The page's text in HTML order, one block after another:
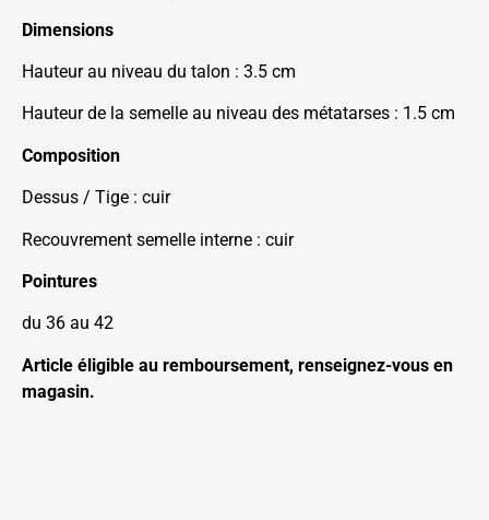
Dimensions
Hauteur au niveau du talon : 3.5 cm
Hauteur de la semelle au niveau des métatarses : 1.5 cm
Composition
Dessus / Tige : cuir
Recouvrement semelle interne : cuir
Pointures
du 36 au 42
Article éligible au remboursement, renseignez-vous en
magasin.